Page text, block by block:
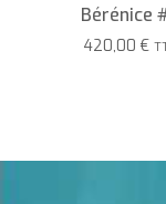
Bérénice
420,00 €